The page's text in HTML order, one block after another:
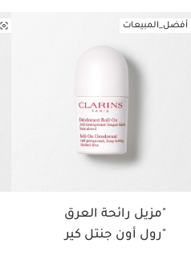
أفضل_المبيعات
"مزيل رائحة العرق
"رول أون جنتل كير